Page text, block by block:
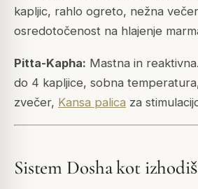
kapljic, rahlo ogreto, nežna
osredotočenost na hlajenje
Pitta-Kapha: Mastna in
do 4 kapljice, sobna
zvečer, Kansa palica za
Sistem Dosha kot